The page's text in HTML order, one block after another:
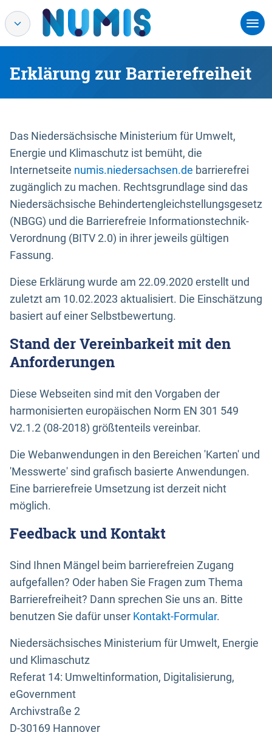
Erklärung zur Barrierefreiheit
Das Niedersächsische Ministerium für Umwelt,
Energie und Klimaschutz ist bemüht, die
Internetseite numis.niedersachsen.de barrierefrei
zugänglich zu machen. Rechtsgrundlage sind das
Niedersächsische Behindertengleichstellungsgesetz
(NBGG) und die Barrierefreie Informationstechnik-
Verordnung (BITV 2.0) in ihrer jeweils gültigen
Fassung.
Diese Erklärung wurde am 22.09.2020 erstellt und
zuletzt am 10.02.2023 aktualisiert. Die Einschätzung
basiert auf einer Selbstbewertung.
Stand der Vereinbarkeit mit den
Anforderungen
Diese Webseiten sind mit den Vorgaben der
harmonisierten europäischen Norm EN 301 549
V2.1.2 (08-2018) größtenteils vereinbar.
Die Webanwendungen in den Bereichen 'Karten' und
'Messwerte' sind grafisch basierte Anwendungen.
Eine barrierefreie Umsetzung ist derzeit nicht
möglich.
Feedback und Kontakt
Sind Ihnen Mängel beim barrierefreien Zugang
aufgefallen? Oder haben Sie Fragen zum Thema
Barrierefreiheit? Dann sprechen Sie uns an. Bitte
benutzen Sie dafür unser Kontakt-Formular.
Niedersächsisches Ministerium für Umwelt, Energie
und Klimaschutz
Referat 14: Umweltinformation, Digitalisierung,
eGovernment
Archivstraße 2
D-30169 Hannover